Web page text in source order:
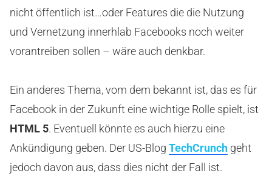
nicht öffentlich ist…oder Features die die Nutzung
und Vernetzung innerhlab Facebooks noch weiter
vorantreiben sollen – wäre auch denkbar.
Ein anderes Thema, vom dem bekannt ist, das es für
Facebook in der Zukunft eine wichtige Rolle spielt, ist
HTML 5. Eventuell könnte es auch hierzu eine
Ankündigung geben. Der US-Blog TechCrunch geht
jedoch davon aus, dass dies nicht der Fall ist.